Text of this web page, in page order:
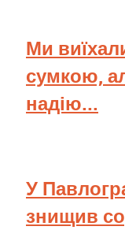
Ми
сумкою,
надію...
У
знищив